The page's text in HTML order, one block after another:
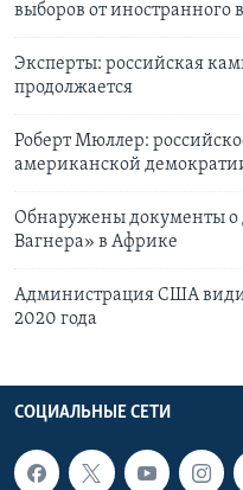
выборов от иностранного
Эксперты: российская
продолжается
Роберт Мюллер:
американской
Обнаружены документы о
Вагнера» в Африке
Администрация США
2020 года
СОЦИАЛЬНЫЕ СЕТИ